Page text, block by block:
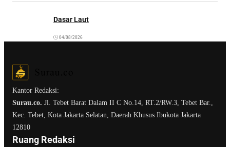
Dasar Laut
04/08/2026
Kantor Redaksi:
Surau.co. Jl. Tebet Barat Dalam II C No.14, RT.2/RW.3, Tebet Bar.,
Kec. Tebet, Kota Jakarta Selatan, Daerah Khusus Ibukota Jakarta
12810
Ruang Redaksi